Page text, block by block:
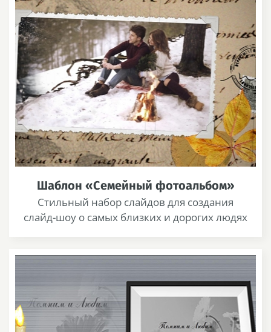
Шаблон «Семейный фотоальбом»
Стильный набор слайдов для создания
слайд-шоу о самых близких и дорогих людях